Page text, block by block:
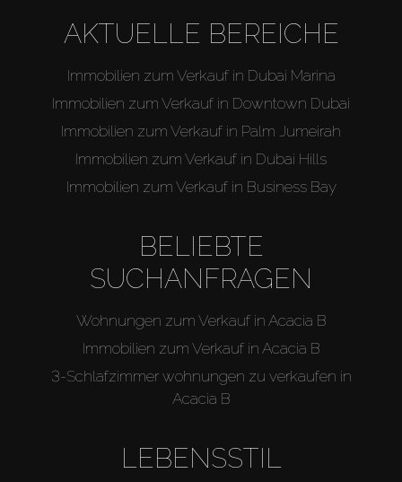
AKTUELLE BEREICHE
Immobilien zum Verkauf in Dubai Marina
Immobilien zum Verkauf in Downtown Dubai
Immobilien zum Verkauf in Palm Jumeirah
Immobilien zum Verkauf in Dubai Hills
Immobilien zum Verkauf in Business Bay
BELIEBTE
SUCHANFRAGEN
Wohnungen zum Verkauf in Acacia B
Immobilien zum Verkauf in Acacia B
3-Schlafzimmer wohnungen zu verkaufen in
Acacia B
LEBENSSTIL